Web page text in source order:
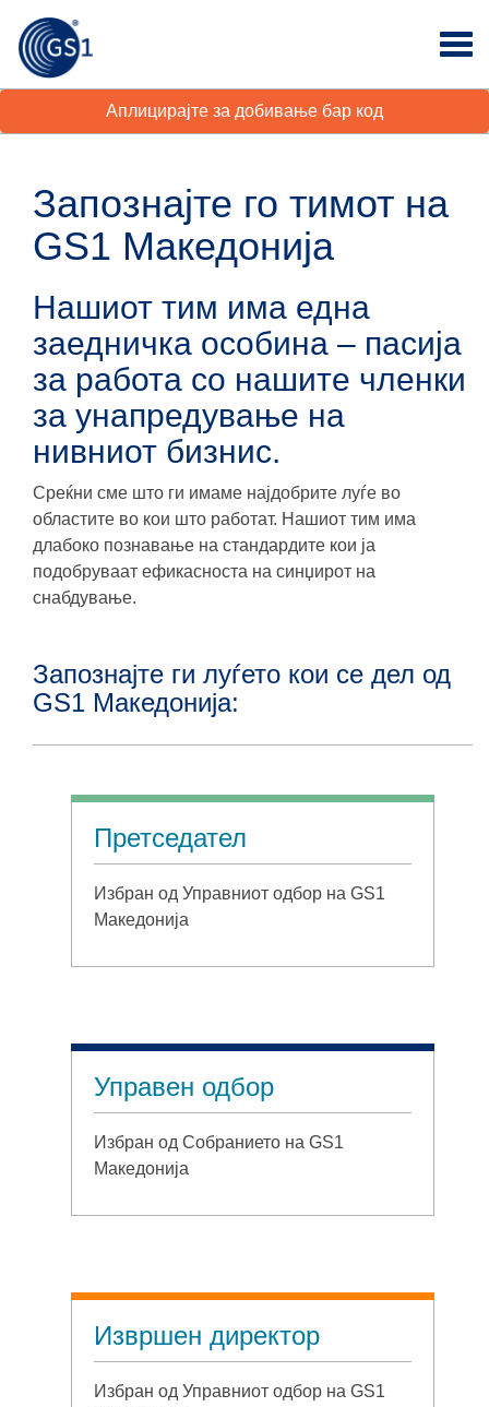
Аплицирајте за добивање бар код
Запознајте го тимот на
GS1 Македонија
Нашиот тим има една
заедничка особина – пасија
за работа со нашите членки
за унапредување на
нивниот бизнис.
Среќни сме што ги имаме најдобрите луѓе во
областите во кои што работат. Нашиот тим има
длабоко познавање на стандардите кои ја
подобруваат ефикасноста на синџирот на
снабдување.
Запознајте ги луѓето кои се дел од
GS1 Македонија:
Претседател
Избран од Управниот одбор на GS1
Македонија
Управен одбор
Избран од Собранието на GS1
Македонија
Извршен директор
Избран од Управниот одбор на GS1